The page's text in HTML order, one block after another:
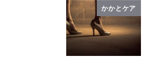
かかとケア